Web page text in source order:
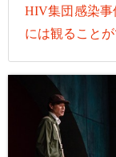
HIV集団感染事
には観ること